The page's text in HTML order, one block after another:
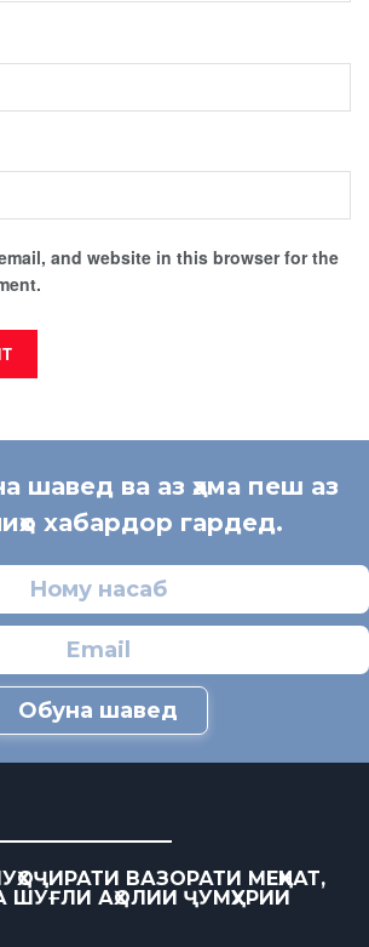
and website in this browser for the
шавед ва аз ҳама пеш аз
хабардор гардед.
Обуна шавед
ВАЗОРАТИ МЕҲНАТ,
ШУҒЛИ АҲОЛИИ ҶУМҲУРИИ